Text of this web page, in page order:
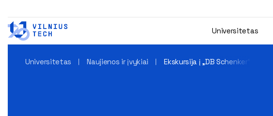
Universitetas
Universitetas Naujienos ir įvykiai Ekskursija į „DB Schenker“